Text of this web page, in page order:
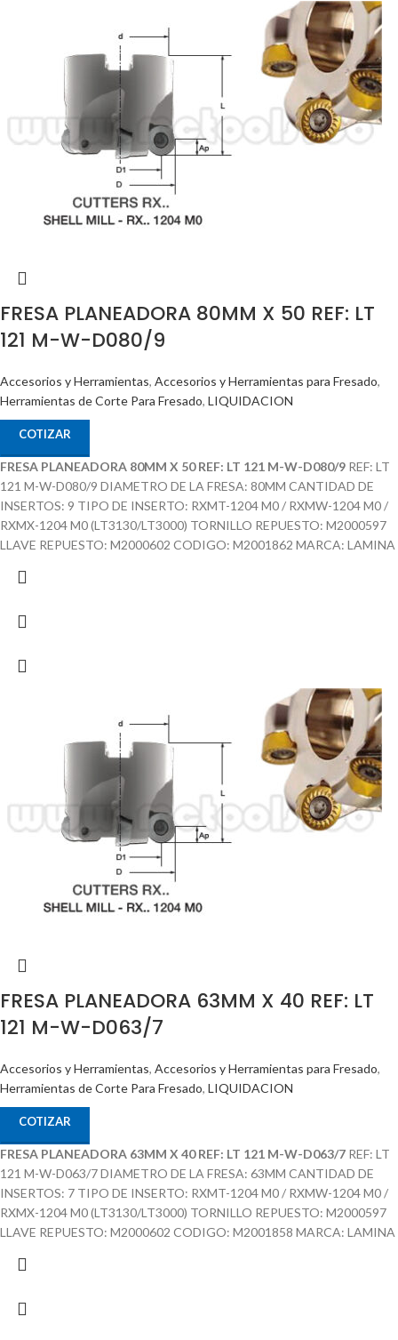
FRESA PLANEADORA 80MM X 50 REF: LT
121 M-W-D080/9
Accesorios y Herramientas, Accesorios y Herramientas para Fresado,
Herramientas de Corte Para Fresado, LIQUIDACION
COTIZAR
FRESA PLANEADORA 80MM X 50 REF: LT 121 M-W-D080/9 REF: LT
121 M-W-D080/9 DIAMETRO DE LA FRESA: 80MM CANTIDAD DE
INSERTOS: 9 TIPO DE INSERTO: RXMT-1204 M0 / RXMW-1204 M0 /
RXMX-1204 M0 (LT3130/LT3000) TORNILLO REPUESTO: M2000597
LLAVE REPUESTO: M2000602 CODIGO: M2001862 MARCA: LAMINA
FRESA PLANEADORA 63MM X 40 REF: LT
121 M-W-D063/7
Accesorios y Herramientas, Accesorios y Herramientas para Fresado,
Herramientas de Corte Para Fresado, LIQUIDACION
COTIZAR
FRESA PLANEADORA 63MM X 40 REF: LT 121 M-W-D063/7 REF: LT
121 M-W-D063/7 DIAMETRO DE LA FRESA: 63MM CANTIDAD DE
INSERTOS: 7 TIPO DE INSERTO: RXMT-1204 M0 / RXMW-1204 M0 /
RXMX-1204 M0 (LT3130/LT3000) TORNILLO REPUESTO: M2000597
LLAVE REPUESTO: M2000602 CODIGO: M2001858 MARCA: LAMINA